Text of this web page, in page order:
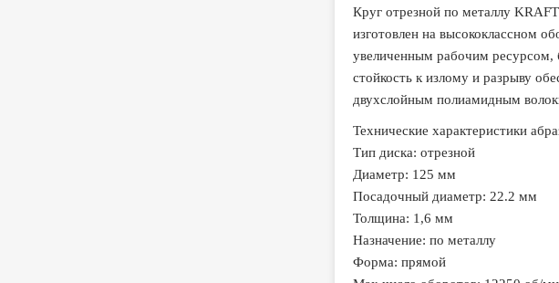
Круг отрезной по металлу
изготовлен на высококлассном
увеличенным рабочим ресурсом,
стойкость к излому и разрыву
двухслойным полиамидным
Технические характеристики
Тип диска: отрезной
Диаметр: 125 мм
Посадочный диаметр: 22.2 мм
Толщина: 1,6 мм
Назначение: по металлу
Форма: прямой